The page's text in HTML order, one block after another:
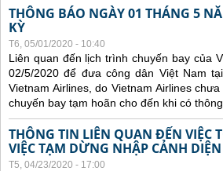
THÔNG BÁO NGÀY 01 THÁNG 5
KỲ
T6, 05/01/2020 - 10:40
Liên quan đến lịch trình chuyến bay của
02/5/2020 để đưa công dân Việt Nam
Vietnam Airlines, do Vietnam Airlines
chuyến bay tạm hoãn cho đến khi có
THÔNG TIN LIÊN QUAN ĐẾN VIỆC
VIỆC TẠM DỪNG NHẬP CẢNH
T5, 04/23/2020 - 17:00